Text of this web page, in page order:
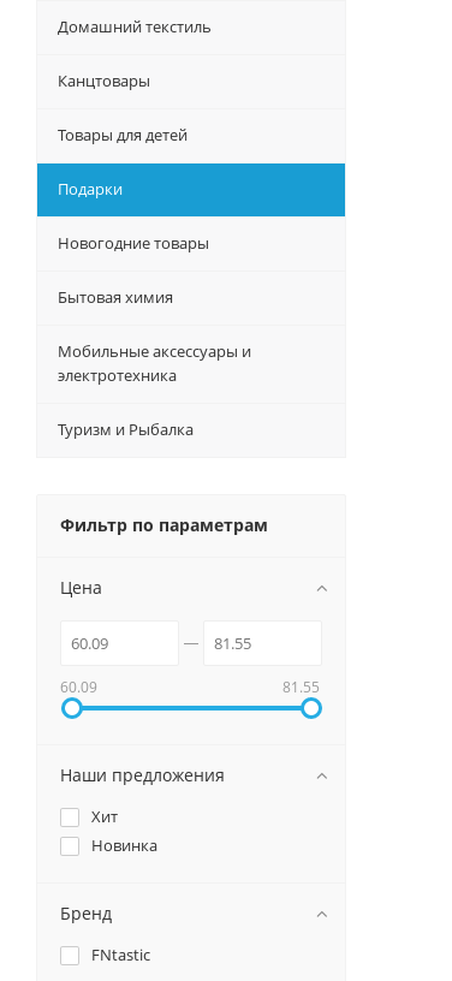
Домашний текстиль
Канцтовары
Товары для детей
Подарки
Новогодние товары
Бытовая химия
Мобильные аксессуары и
электротехника
Туризм и Рыбалка
Фильтр по параметрам
Цена
60.09 81.55
Наши предложения
Хит
Новинка
Бренд
FNtastic